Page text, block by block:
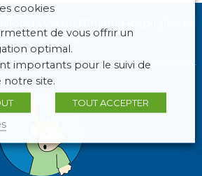
de sa famille.
cookies
de vous offrir un
optimal.
importants pour le suivi de
site.
TOUT ACCEPTER